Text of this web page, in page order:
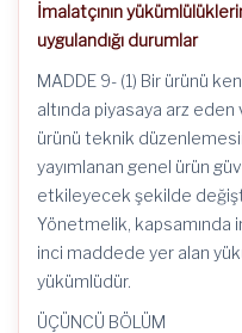
İmalatçının
uygulandığı durumlar
MADDE 9- (1) Bir ürünü
altında piyasaya arz
ürünü teknik
yayımlanan genel ürün
etkileyecek şekilde
Yönetmelik, kapsamında
inci maddede yer alan
yükümlüdür.
ÜÇÜNCÜ BÖLÜM